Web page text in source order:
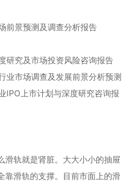
前景预测及调查分析报告
研究及市场投资风险咨询报告
业市场调查及发展前景分析预测
IPO上市计划与深度研究咨询报
轨就是肾脏。大大小小的抽屉
靠滑轨的支撑。目前市面上的滑